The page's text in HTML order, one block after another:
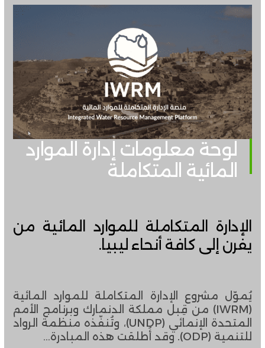
لوحة معلومات إدارة الموارد
المائية المتكاملة
الإدارة المتكاملة للموارد المائية من
يفرن إلى كافة أنحاء ليبيا.
يُموّل مشروع الإدارة المتكاملة للموارد المائية
(IWRM) من قِبل مملكة الدنمارك وبرنامج الأمم
المتحدة الإنمائي (UNDP)، ​​وتُنفّذه منظمة الرواد
للتنمية (ODP). وقد أُطلقت هذه المبادرة…